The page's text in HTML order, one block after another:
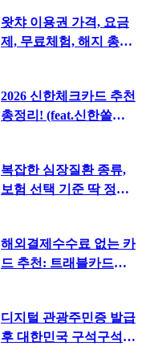
왓챠 이용권 가격, 요금
제, 무료체험, 해지 총정
2026 신한체크카드 추천
총정리! (feat.신한쏠페
복잡한 심장질환 종류,
보험 선택 기준 딱 정리
해외결제수수료 없는 카
드 추천: 트래블카드보
디지털 관광주민증 발급
후 대한민국 구석구석